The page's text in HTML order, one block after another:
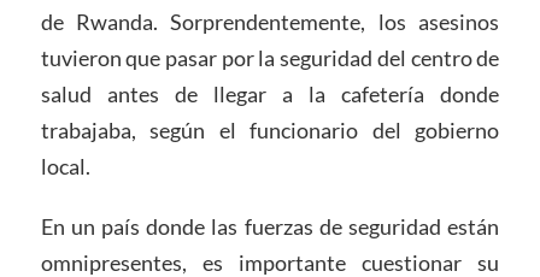
de Rwanda. Sorprendentemente, los asesinos
tuvieron que pasar por la seguridad del centro de
salud antes de llegar a la cafetería donde
trabajaba, según el funcionario del gobierno
local.
En un país donde las fuerzas de seguridad están
omnipresentes, es importante cuestionar su